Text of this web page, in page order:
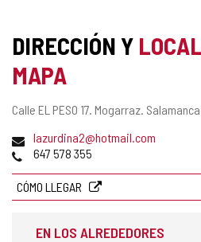
DIRECCIÓN Y
MAPA
Dirección
Calle EL PESO 17. Mogarraz. Salamanca
Dirección
de
electrónico
lazurdina2@hotmail.com
e
l
Teléfonos
647 578 355
CÓMO LLEGAR
EN LOS ALREDEDORES